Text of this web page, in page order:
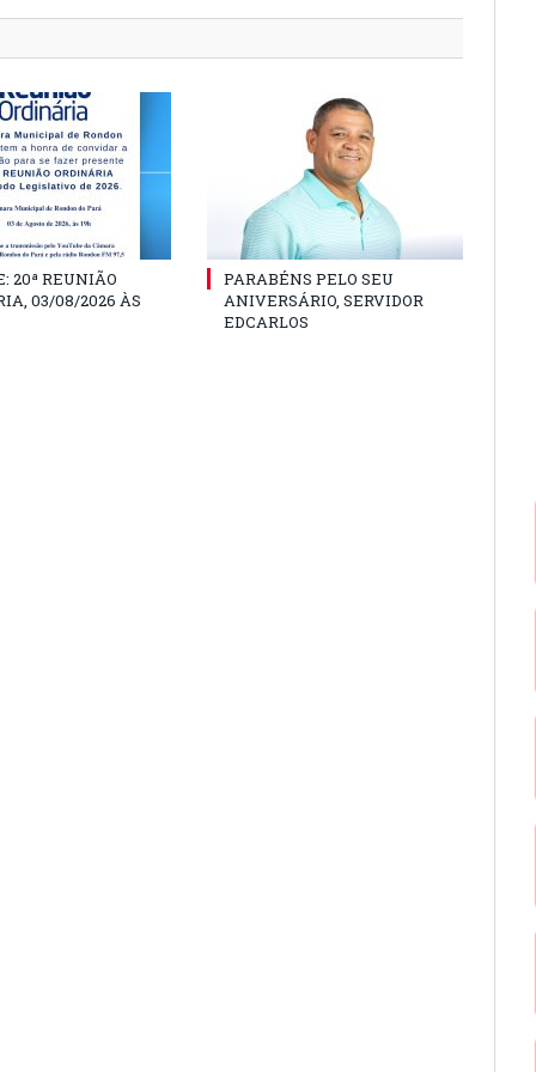
20ª REUNIÃO
03/08/2026 ÀS
PARABÉNS PELO SEU
ANIVERSÁRIO, SERVIDOR
EDCARLOS